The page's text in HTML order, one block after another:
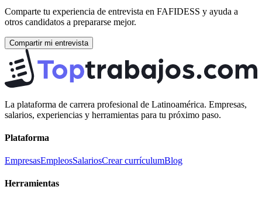
Comparte tu experiencia de entrevista en FAFIDESS y ayuda a
otros candidatos a prepararse mejor.
Compartir mi entrevista
La plataforma de carrera profesional de Latinoamérica. Empresas,
salarios, experiencias y herramientas para tu próximo paso.
Plataforma
EmpresasEmpleosSalariosCrear currículumBlog
Herramientas